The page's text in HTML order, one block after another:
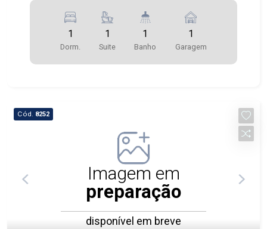
uma ampla sala de estar com vista para o jardim
botânico privado, e uma cozinha gourmet
equipada para festas. O jardim é um destaque à
parte, com uma variedade de plantas exóticas,
uma estufa e pequenos lagos ornamentais,
1
Dorm.
1
Suite
1
Banho
1
Garagem
Cód. 8252
Imagem em
preparação
disponível em breve